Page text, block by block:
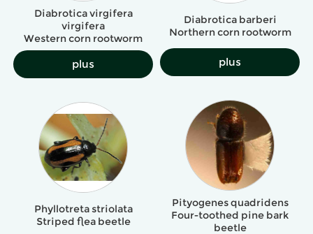
Diabrotica virgifera
virgifera
Western corn rootworm
plus
Diabrotica barberi
Northern corn rootworm
plus
Phyllotreta striolata
Striped flea beetle
Pityogenes quadridens
Four-toothed pine bark
beetle